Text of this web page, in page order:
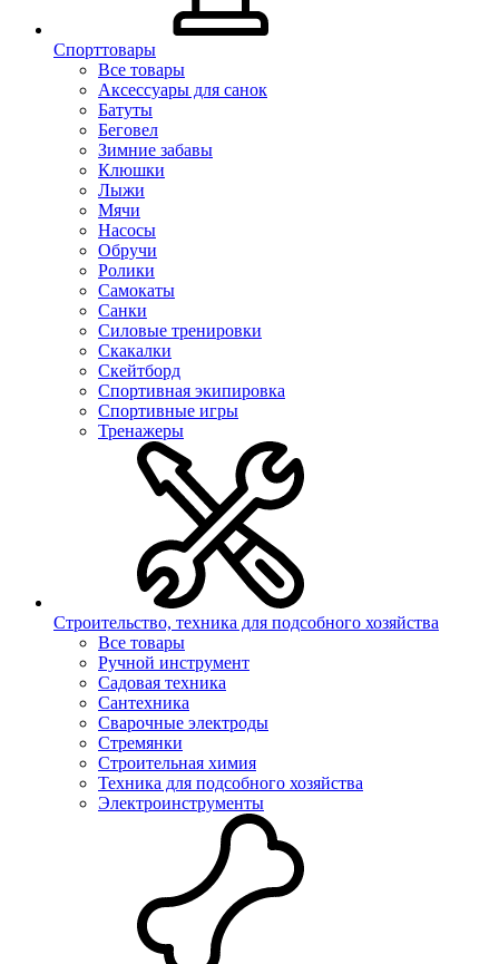
Спорттовары
Все товары
Аксессуары для санок
Батуты
Беговел
Зимние забавы
Клюшки
Лыжи
Мячи
Насосы
Обручи
Ролики
Самокаты
Санки
Силовые тренировки
Скакалки
Скейтборд
Спортивная экипировка
Спортивные игры
Тренажеры
Строительство, техника для подсобного хозяйства
Все товары
Ручной инструмент
Садовая техника
Сантехника
Сварочные электроды
Стремянки
Строительная химия
Техника для подсобного хозяйства
Электроинструменты